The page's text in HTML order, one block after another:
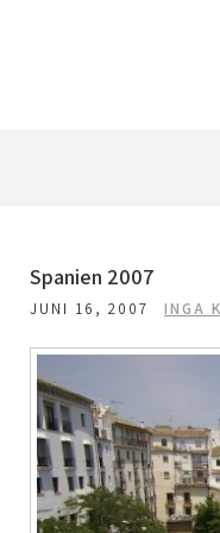
Spanien 2007
JUNI 16, 2007 INGA